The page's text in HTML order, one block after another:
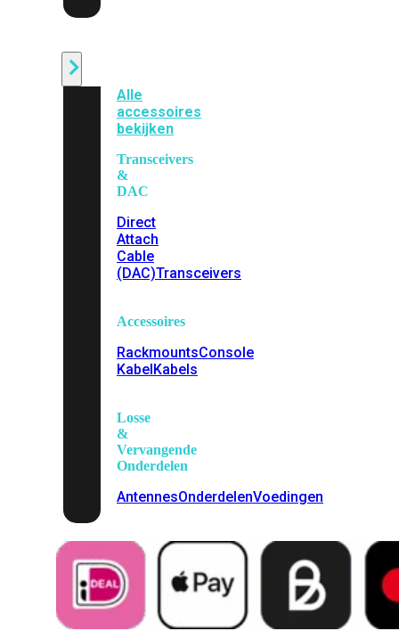
Alle
accessoires
bekijken
Transceivers
&
DAC
Direct
Attach
Cable
(DAC)Transceivers
Accessoires
RackmountsConsole
KabelKabels
Losse
&
Vervangende
Onderdelen
AntennesOnderdelenVoedingen